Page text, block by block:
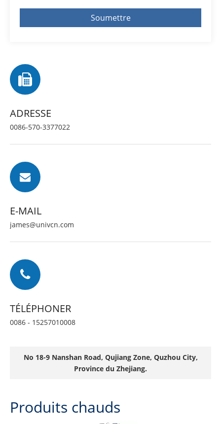
Soumettre
ADRESSE
0086-570-3377022
E-MAIL
james@univcn.com
TÉLÉPHONER
0086 - 15257010008
No 18-9 Nanshan Road, Qujiang Zone, Quzhou City,
Province du Zhejiang.
Produits chauds